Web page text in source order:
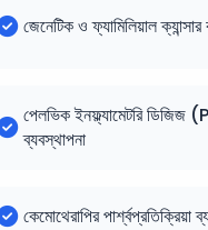
জেনেটিক ও ফ্যামিলিয়াল
পেলভিক ইনফ্ল্যামেটরি ডিজিজ
ব্যবস্থাপনা
কেমোথেরাপির পার্শ্বপ্রতিক্রিয়া